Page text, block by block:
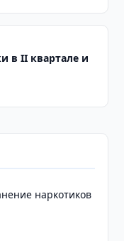
в II квартале и
наркотиков